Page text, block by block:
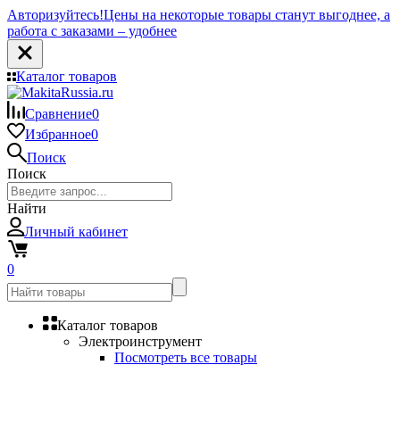
Авторизуйтесь!Цены на некоторые товары станут выгоднее, а
работа с заказами – удобнее
Каталог товаров
Сравнение0
Избранное0
Поиск
Поиск
Найти
Личный кабинет
0
Каталог товаров
Электроинструмент
Посмотреть все товары